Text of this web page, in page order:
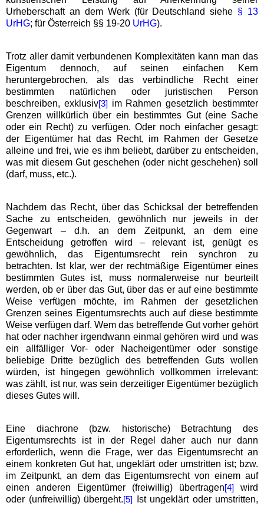
Urheberschaft an dem Werk (für Deutschland siehe § 13
UrHG; für Österreich §§ 19-20 UrHG).
Trotz aller damit verbundenen Komplexitäten kann man das
Eigentum dennoch, auf seinen einfachen Kern
heruntergebrochen, als das verbindliche Recht einer
bestimmten natürlichen oder juristischen Person
beschreiben, exklusiv[3]im Rahmen gesetzlich bestimmter
Grenzen willkürlich über ein bestimmtes Gut (eine Sache
oder ein Recht) zu verfügen. Oder noch einfacher gesagt:
der Eigentümer hat das Recht, im Rahmen der Gesetze
alleine und frei, wie es ihm beliebt, darüber zu entscheiden,
was mit diesem Gut geschehen (oder nicht geschehen) soll
(darf, muss, etc.).
Nachdem das Recht, über das Schicksal der betreffenden
Sache zu entscheiden, gewöhnlich nur jeweils in der
Gegenwart – d.h. an dem Zeitpunkt, an dem eine
Entscheidung getroffen wird – relevant ist, genügt es
gewöhnlich, das Eigentumsrecht rein synchron zu
betrachten. Ist klar, wer der rechtmäßige Eigentümer eines
bestimmten Gutes ist, muss normalerweise nur beurteilt
werden, ob er über das Gut, über das er auf eine bestimmte
Weise verfügen möchte, im Rahmen der gesetzlichen
Grenzen seines Eigentumsrechts auch auf diese bestimmte
Weise verfügen darf. Wem das betreffende Gut vorher gehört
hat oder nachher irgendwann einmal gehören wird und was
ein allfälliger Vor- oder Nacheigentümer oder sonstige
beliebige Dritte bezüglich des betreffenden Guts wollen
würden, ist hingegen gewöhnlich vollkommen irrelevant:
was zählt, ist nur, was sein derzeitiger Eigentümer bezüglich
dieses Gutes will.
Eine diachrone (bzw. historische) Betrachtung des
Eigentumsrechts ist in der Regel daher auch nur dann
erforderlich, wenn die Frage, wer das Eigentumsrecht an
einem konkreten Gut hat, ungeklärt oder umstritten ist; bzw.
im Zeitpunkt, an dem das Eigentumsrecht von einem auf
einen anderen Eigentümer (freiwillig) übertragen[4]
wird
oder (unfreiwillig) übergeht.[5]
Ist ungeklärt oder umstritten,